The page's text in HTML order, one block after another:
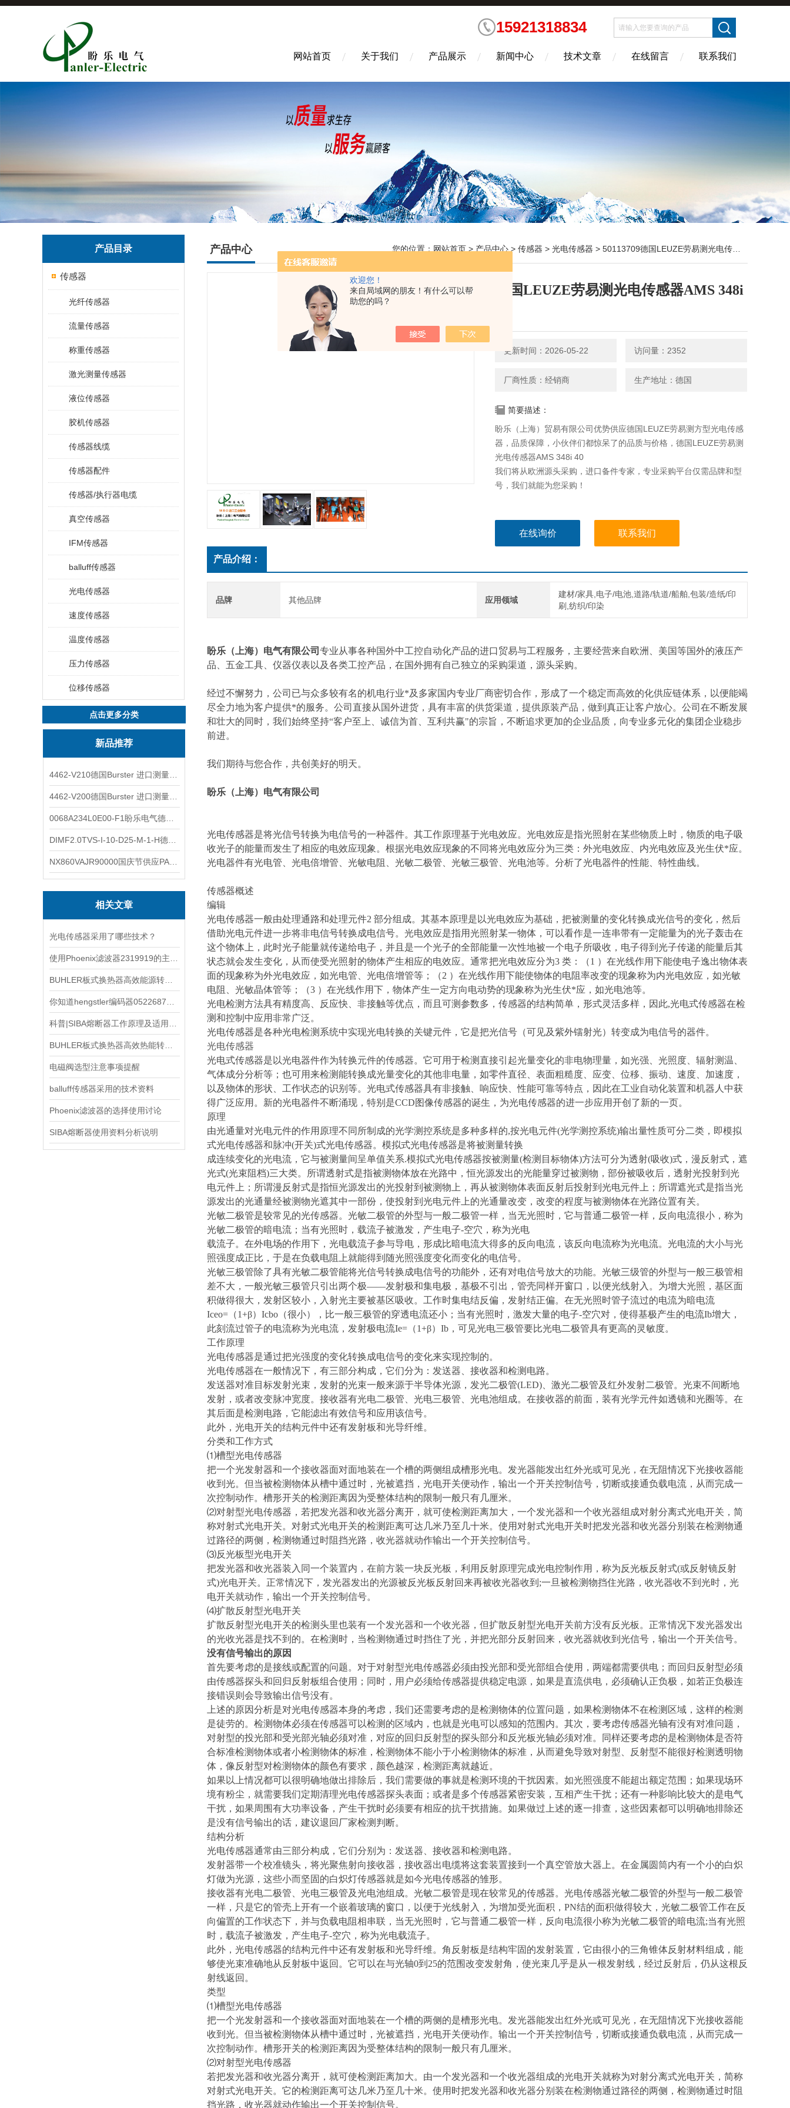
欢迎您！
来自局域网的朋友！有什么可以帮
助您的吗？
15921318834
网站首页 关于我们 产品展示 新闻中心 技术文章 在线留言 联系我们
产品目录
传感器
光纤传感器
流量传感器
称重传感器
激光测量传感器
液位传感器
胶机传感器
传感器线缆
传感器配件
传感器/执行器电缆
真空传感器
IFM传感器
balluff传感器
光电传感器
速度传感器
温度传感器
压力传感器
位移传感器
点击更多分类
新品推荐
相关文章
光电传感器采用了哪些技术？
电磁阀选型注意事项提醒
balluff传感器采用的技术资料
Phoenix滤波器的选择使用讨论
SIBA熔断器使用资料分析说明
产品中心 您的位置： 网站首页 > 产品中心 > 传感器 > 光电传感器 > 50113709德国LEUZE劳易测光电传感器AMS 348i 40
德国LEUZE劳易测光电传感器AMS 348i
更新时间：2026-05-22 访问量：2352
厂商性质：经销商 生产地址：德国
简要描述：
盼乐（上海）贸易有限公司优势供应德国LEUZE劳易测方型光电传感
器，品质保障，小伙伴们都惊呆了的品质与价格，德国LEUZE劳易测
光电传感器AMS 348i 40
我们将从欧洲源头采购，进口备件专家，专业采购平台仅需品牌和型
号，我们就能为您采购！
在线询价 联系我们
产品介绍：
品牌 其他品牌 应用领域
建材/家具,电子/电池,道路/轨道/船舶,包装/造纸/印
刷,纺织/印染
盼乐（上海）电气有限公司 专业从事各种国外中工控自动化产品的进口贸易与工程服务，主要经营来自欧洲、美国等国外的液压产
品、五金工具、仪器仪表以及各类工控产品，在国外拥有自己独立的采购渠道，源头采购。
经过不懈努力，公司已与众多较有名的机电行业*及多家国内专业厂商密切合作，形成了一个稳定而高效的化供应链体系，以便能竭
尽全力地为客户提供*的服务。公司直接从国外进货，具有丰富的供货渠道，提供原装产品，做到真正让客户放心。公司在不断发展
和壮大的同时，我们始终坚持“客户至上、诚信为首、互利共赢"的宗旨，不断追求更加的企业品质，向专业多元化的集团企业稳步
前进。
我们期待与您合作，共创美好的明天。
盼乐（上海）电气有限公司
光电传感器是将光信号转换为电信号的一种器件。其工作原理基于光电效应。光电效应是指光照射在某些物质上时，物质的电子吸
收光子的能量而发生了相应的电效应现象。根据光电效应现象的不同将光电效应分为三类：外光电效应、内光电效应及光生伏*应。
光电器件有光电管、光电倍增管、光敏电阻、光敏二极管、光敏三极管、光电池等。分析了光电器件的性能、特性曲线。
传感器概述
编辑
光电传感器一般由处理通路和处理元件2 部分组成。其基本原理是以光电效应为基础，把被测量的变化转换成光信号的变化，然后
借助光电元件进一步将非电信号转换成电信号。光电效应是指用光照射某一物体，可以看作是一连串带有一定能量为的光子轰击在
这个物体上，此时光子能量就传递给电子，并且是一个光子的全部能量一次性地被一个电子所吸收，电子得到光子传递的能量后其
状态就会发生变化，从而使受光照射的物体产生相应的电效应。通常把光电效应分为3 类：（1 ）在光线作用下能使电子逸出物体表
面的现象称为外光电效应，如光电管、光电倍增管等；（2 ）在光线作用下能使物体的电阻率改变的现象称为内光电效应，如光敏
电阻、光敏晶体管等；（3 ）在光线作用下，物体产生一定方向电动势的现象称为光生伏*应，如光电池等。
光电检测方法具有精度高、反应快、非接触等优点，而且可测参数多，传感器的结构简单，形式灵活多样，因此,光电式传感器在检
测和控制中应用非常广泛。
光电传感器是各种光电检测系统中实现光电转换的关键元件，它是把光信号（可见及紫外镭射光）转变成为电信号的器件。
光电传感器
光电式传感器是以光电器件作为转换元件的传感器。它可用于检测直接引起光量变化的非电物理量，如光强、光照度、辐射测温、
气体成分分析等；也可用来检测能转换成光量变化的其他非电量，如零件直径、表面粗糙度、应变、位移、振动、速度、加速度，
以及物体的形状、工作状态的识别等。光电式传感器具有非接触、响应快、性能可靠等特点，因此在工业自动化装置和机器人中获
得广泛应用。新的光电器件不断涌现，特别是CCD图像传感器的诞生，为光电传感器的进一步应用开创了新的一页。
原理
由光通量对光电元件的作用原理不同所制成的光学测控系统是多种多样的,按光电元件(光学测控系统)输出量性质可分二类，即模拟
式光电传感器和脉冲(开关)式光电传感器。模拟式光电传感器是将被测量转换
成连续变化的光电流，它与被测量间呈单值关系.模拟式光电传感器按被测量(检测目标物体)方法可分为透射(吸收)式，漫反射式，遮
光式(光束阻档)三大类。所谓透射式是指被测物体放在光路中，恒光源发出的光能量穿过被测物，部份被吸收后，透射光投射到光
电元件上；所谓漫反射式是指恒光源发出的光投射到被测物上，再从被测物体表面反射后投射到光电元件上；所谓遮光式是指当光
源发出的光通量经被测物光遮其中一部份，使投射到光电元件上的光通量改变，改变的程度与被测物体在光路位置有关。
光敏二极管是较常见的光传感器。光敏二极管的外型与一般二极管一样，当无光照时，它与普通二极管一样，反向电流很小，称为
光敏二极管的暗电流；当有光照时，载流子被激发，产生电子-空穴，称为光电
载流子。在外电场的作用下，光电载流子参与导电，形成比暗电流大得多的反向电流，该反向电流称为光电流。光电流的大小与光
照强度成正比，于是在负载电阻上就能得到随光照强度变化而变化的电信号。
光敏三极管除了具有光敏二极管能将光信号转换成电信号的功能外，还有对电信号放大的功能。光敏三级管的外型与一般三极管相
差不大，一般光敏三极管只引出两个极——发射极和集电极，基极不引出，管壳同样开窗口，以便光线射入。为增大光照，基区面
积做得很大，发射区较小，入射光主要被基区吸收。工作时集电结反偏，发射结正偏。在无光照时管子流过的电流为暗电流
Iceo=（1+β）Icbo（很小），比一般三极管的穿透电流还小；当有光照时，激发大量的电子-空穴对，使得基极产生的电流Ib增大，
此刻流过管子的电流称为光电流，发射极电流Ie=（1+β）Ib，可见光电三极管要比光电二极管具有更高的灵敏度。
工作原理
光电传感器是通过把光强度的变化转换成电信号的变化来实现控制的。
光电传感器在一般情况下，有三部分构成，它们分为：发送器、接收器和检测电路。
发送器对准目标发射光束，发射的光束一般来源于半导体光源，发光二极管(LED)、激光二极管及红外发射二极管。光束不间断地
发射，或者改变脉冲宽度。接收器有光电二极管、光电三极管、光电池组成。在接收器的前面，装有光学元件如透镜和光圈等。在
其后面是检测电路，它能滤出有效信号和应用该信号。
此外，光电开关的结构元件中还有发射板和光导纤维。
分类和工作方式
⑴槽型光电传感器
把一个光发射器和一个接收器面对面地装在一个槽的两侧组成槽形光电。发光器能发出红外光或可见光，在无阻情况下光接收器能
收到光。但当被检测物体从槽中通过时，光被遮挡，光电开关便动作，输出一个开关控制信号，切断或接通负载电流，从而完成一
次控制动作。槽形开关的检测距离因为受整体结构的限制一般只有几厘米。
⑵对射型光电传感器，若把发光器和收光器分离开，就可使检测距离加大，一个发光器和一个收光器组成对射分离式光电开关，简
称对射式光电开关。对射式光电开关的检测距离可达几米乃至几十米。使用对射式光电开关时把发光器和收光器分别装在检测物通
过路径的两侧，检测物通过时阻挡光路，收光器就动作输出一个开关控制信号。
⑶反光板型光电开关
把发光器和收光器装入同一个装置内，在前方装一块反光板，利用反射原理完成光电控制作用，称为反光板反射式(或反射镜反射
式)光电开关。正常情况下，发光器发出的光源被反光板反射回来再被收光器收到;一旦被检测物挡住光路，收光器收不到光时，光
电开关就动作，输出一个开关控制信号。
⑷扩散反射型光电开关
扩散反射型光电开关的检测头里也装有一个发光器和一个收光器，但扩散反射型光电开关前方没有反光板。正常情况下发光器发出
的光收光器是找不到的。在检测时，当检测物通过时挡住了光，并把光部分反射回来，收光器就收到光信号，输出一个开关信号。
没有信号输出的原因
首先要考虑的是接线或配置的问题。对于对射型光电传感器必须由投光部和受光部组合使用，两端都需要供电；而回归反射型必须
由传感器探头和回归反射板组合使用；同时，用户必须给传感器提供稳定电源，如果是直流供电，必须确认正负极，如若正负极连
接错误则会导致输出信号没有。
上述的原因分析是对光电传感器本身的考虑，我们还需要考虑的是检测物体的位置问题，如果检测物体不在检测区域，这样的检测
是徒劳的。检测物体必须在传感器可以检测的区域内，也就是光电可以感知的范围内。其次，要考虑传感器光轴有没有对准问题，
对射型的投光部和受光部光轴必须对准，对应的回归反射型的探头部分和反光板光轴必须对准。同样还要考虑的是检测物体是否符
合标准检测物体或者小检测物体的标准，检测物体不能小于小检测物体的标准，从而避免导致对射型、反射型不能很好检测透明物
体，像反射型对检测物体的颜色有要求，颜色越深，检测距离就越近。
如果以上情况都可以很明确地做出排除后，我们需要做的事就是检测环境的干扰因素。如光照强度不能超出额定范围；如果现场环
境有粉尘，就需要我们定期清理光电传感器探头表面；或者是多个传感器紧密安装，互相产生干扰；还有一种影响比较大的是电气
干扰，如果周围有大功率设备，产生干扰时必须要有相应的抗干扰措施。如果做过上述的逐一排查，这些因素都可以明确地排除还
是没有信号输出的话，建议退回厂家检测判断。
结构分析
光电传感器通常由三部分构成，它们分别为：发送器、接收器和检测电路。
发射器带一个校准镜头，将光聚焦射向接收器，接收器出电缆将这套装置接到一个真空管放大器上。在金属圆筒内有一个小的白炽
灯做为光源，这些小而坚固的白炽灯传感器就是如今光电传感器的雏形。
接收器有光电二极管、光电三极管及光电池组成。光敏二极管是现在较常见的传感器。光电传感器光敏二极管的外型与一般二极管
一样，只是它的管壳上开有一个嵌着玻璃的窗口，以便于光线射入，为增加受光面积，PN结的面积做得较大，光敏二极管工作在反
向偏置的工作状态下，并与负载电阻相串联，当无光照时，它与普通二极管一样，反向电流很小称为光敏二极管的暗电流;当有光照
时，载流子被激发，产生电子-空穴，称为光电载流子。
此外，光电传感器的结构元件中还有发射板和光导纤维。角反射板是结构牢固的发射装置，它由很小的三角锥体反射材料组成，能
够使光束准确地从反射板中返回。它可以在与光轴0到25的范围改变发射角，使光束几乎是从一根发射线，经过反射后，仍从这根反
射线返回。
类型
⑴槽型光电传感器
把一个光发射器和一个接收器面对面地装在一个槽的两侧的是槽形光电。发光器能发出红外光或可见光，在无阻情况下光接收器能
收到光。但当被检测物体从槽中通过时，光被遮挡，光电开关便动作。输出一个开关控制信号，切断或接通负载电流，从而完成一
次控制动作。槽形开关的检测距离因为受整体结构的限制一般只有几厘米。
⑵对射型光电传感器
若把发光器和收光器分离开，就可使检测距离加大。由一个发光器和一个收光器组成的光电开关就称为对射分离式光电开关，简称
对射式光电开关。它的检测距离可达几米乃至几十米。使用时把发光器和收光器分别装在检测物通过路径的两侧，检测物通过时阻
挡光路，收光器就动作输出一个开关控制信号。